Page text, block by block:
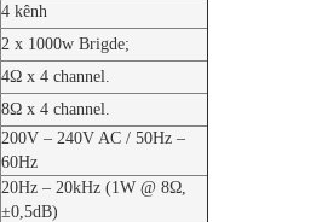
4 kênh
2 x 1000w Brigde;
4Ω x 4 channel.
8Ω x 4 channel.
200V – 240V AC / 50Hz –
60Hz
20Hz – 20kHz (1W @ 8Ω,
±0,5dB)